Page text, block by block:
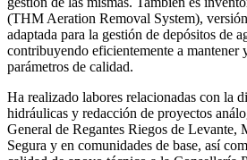
(THM Aeration Removal System),
adaptada para la gestión de depósitos de
contribuyendo eficientemente a mantener
parámetros de calidad.
Ha realizado labores relacionadas con la
hidráulicas y redacción de proyectos
General de Regantes Riegos de Levante,
Segura y en comunidades de base, así